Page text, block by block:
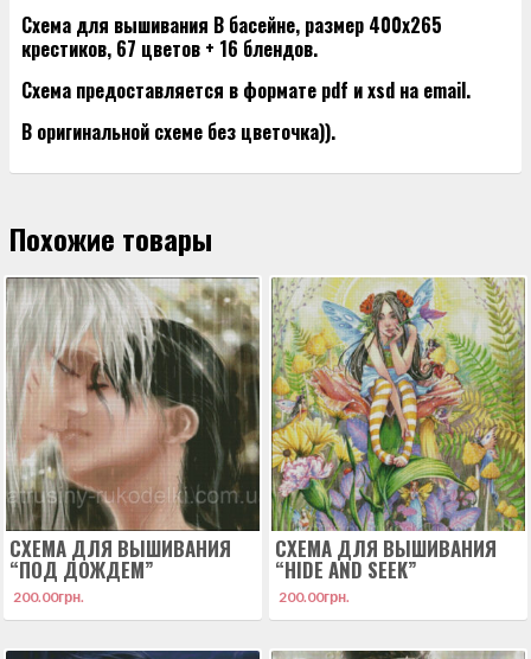
Схема для вышивания В басейне, размер 400х265
крестиков, 67 цветов + 16 блендов.
Схема предоставляется в формате pdf и xsd на email.
В оригинальной схеме без цветочка)).
Похожие товары
СХЕМА ДЛЯ ВЫШИВАНИЯ
“ПОД ДОЖДЕМ”
200.00грн.
СХЕМА ДЛЯ ВЫШИВАНИЯ
“HIDE AND SEEK”
200.00грн.